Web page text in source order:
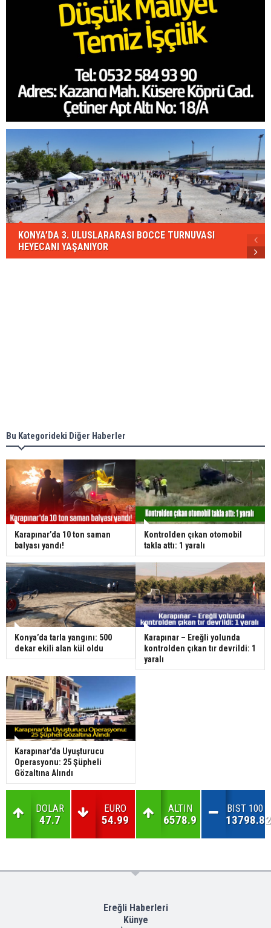
KONYA’DA 3. ULUSLARARASI BOCCE TURNUVASI
HEYECANI YAŞANIYOR
Bu Kategorideki Diğer Haberler
Karapınar’da 10 ton saman
balyası yandı!
Kontrolden çıkan otomobil
takla attı: 1 yaralı
Konya’da tarla yangını: 500
dekar ekili alan kül oldu
Karapınar – Ereğli yolunda
kontrolden çıkan tır devrildi: 1
yaralı
Karapınar'da Uyuşturucu
Operasyonu: 25 Şüpheli
Gözaltına Alındı
DOLAR
47.7
EURO
54.99
ALTIN
6578.9
BIST 100
13798.82
Ereğli Haberleri
Künye